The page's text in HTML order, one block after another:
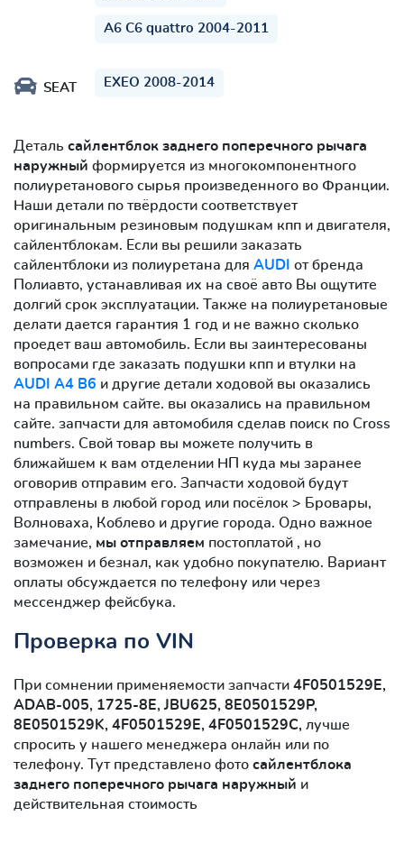
A6 C6 quattro 2004-2011
SEAT EXEO 2008-2014
Деталь сайлентблок заднего поперечного рычага
наружный формируется из многокомпонентного
полиуретанового сырья произведенного во Франции.
Наши детали по твёрдости соответствует
оригинальным резиновым подушкам кпп и двигателя,
сайлентблокам. Если вы решили заказать
сайлентблоки из полиуретана для AUDI от бренда
Полиавто, устанавливая их на своё авто Вы ощутите
долгий срок эксплуатации. Также на полиуретановые
делати дается гарантия 1 год и не важно сколько
проедет ваш автомобиль. Если вы заинтересованы
вопросами где заказать подушки кпп и втулки на
AUDI A4 B6 и другие детали ходовой вы оказались
на правильном сайте. вы оказались на правильном
сайте. запчасти для автомобиля сделав поиск по Cross
numbers. Свой товар вы можете получить в
ближайшем к вам отделении НП куда мы заранее
оговорив отправим его. Запчасти ходовой будут
отправлены в любой город или посёлок > Бровары,
Волноваха, Коблево и другие города. Одно важное
замечание, мы отправляем постоплатой , но
возможен и безнал, как удобно покупателю. Вариант
оплаты обсуждается по телефону или через
мессенджер фейсбука.
Проверка по VIN
При сомнении применяемости запчасти 4F0501529E,
ADAB-005, 1725-8E, JBU625, 8E0501529P,
8E0501529K, 4F0501529E, 4F0501529C, лучше
спросить у нашего менеджера онлайн или по
телефону. Тут представлено фото сайлентблокa
заднего поперечного рычага наружный и
действительная стоимость